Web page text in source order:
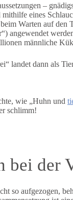
–
eines
Warten auf
angewendet
männliche
landet dann als
wie „Huhn und
schlimm!
bei der
so aufgezogen,